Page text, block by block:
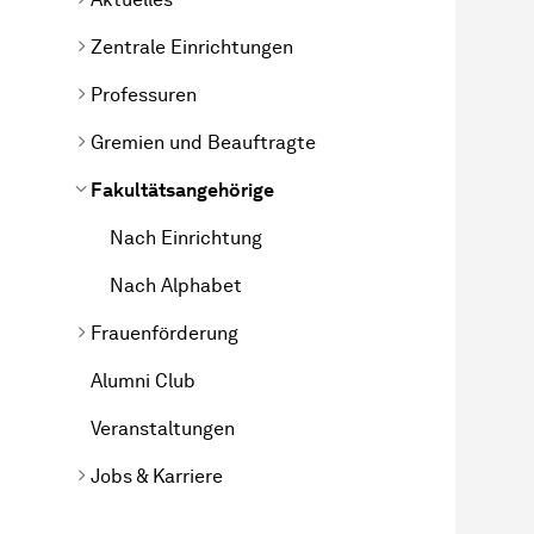
Zentrale Einrichtungen
Professuren
Gremien und Beauftragte
Fakultätsangehörige
Nach Einrichtung
Nach Alphabet
Frauenförderung
Alumni Club
Veranstaltungen
Jobs & Karriere